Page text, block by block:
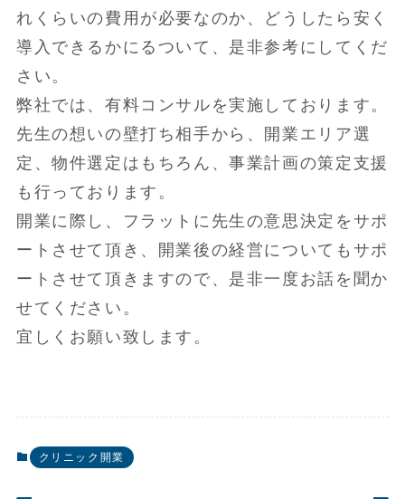
れくらいの費用が必要なのか、どうしたら安く
導入できるかにるついて、是非参考にしてくだ
さい。
弊社では、有料コンサルを実施しております。
先生の想いの壁打ち相手から、開業エリア選
定、物件選定はもちろん、事業計画の策定支援
も行っております。
開業に際し、フラットに先生の意思決定をサポ
ートさせて頂き、開業後の経営についてもサポ
ートさせて頂きますので、是非一度お話を聞か
せてください。
宜しくお願い致します。
クリニック開業